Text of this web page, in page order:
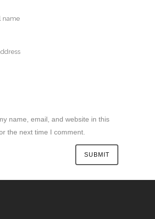
name, email, and website in this
the next time I comment.